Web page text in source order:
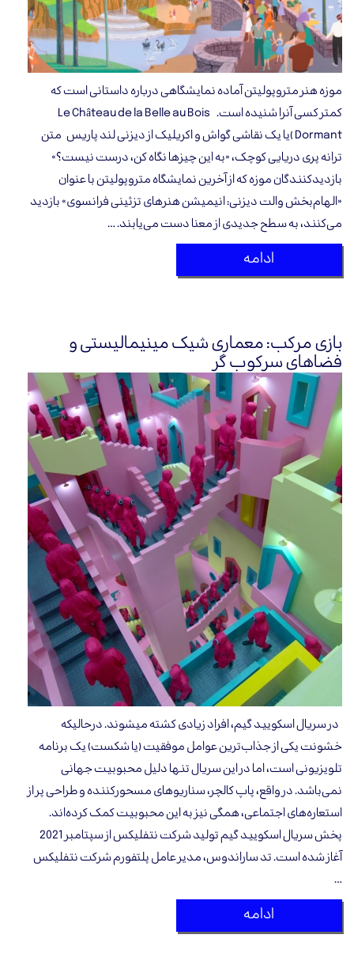
موزه هنر متروپولیتن آماده نمایشگاهی درباره داستانی است که
کمتر کسی آنرا شنیده است. Le Château de la Belle au Bois
Dormant )یا یک نقاشی گواش و اکریلیک از دیزنی لند پاریس متن
ترانه پری دریایی کوچک، «به این چیزها نگاه کن، درست نیست؟»
بازدیدکنندگان موزه که از آخرین نمایشگاه متروپولیتن با عنوان
«الهام‌بخش والت دیزنی: انیمیشن هنرهای تزئینی فرانسوی» بازدید
می‌کنند، به سطح جدیدی از معنا دست می‌یابند. …
ادامه
بازی مرکب: معماری شیک مینیمالیستی و
فضاهای سرکوب گر
در سریال اسکویید گیم، افراد زیادی کشته میشوند. درحالیکه
خشونت یکی از جذاب‌ترین عوامل موفقیت (یا شکست) یک برنامه
تلویزیونی است، اما در این سریال تنها دلیل محبوبیت جهانی
نمی‌باشد. در واقع، پاپ کالچر، سناریوهای مسحورکننده و طراحی پر از
استعاره‌های اجتماعی، همگی نیز به این محبوبیت کمک کرده‌اند.
پخش سریال اسکویید گیم تولید شرکت نتفلیکس از ‌سپتامبر 2021
آغاز شده است. تد ساراندوس، مدیر عامل پلتفورم شرکت نتفلیکس
…
ادامه